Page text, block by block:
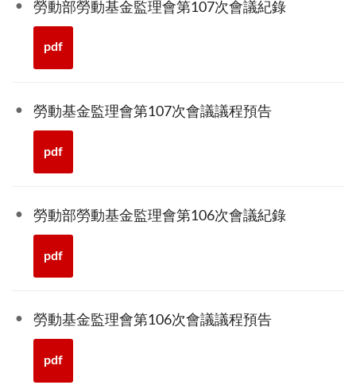
勞動部勞動基金監理會第107次會議紀錄
pdf
勞動基金監理會第107次會議議程預告
pdf
勞動部勞動基金監理會第106次會議紀錄
pdf
勞動基金監理會第106次會議議程預告
pdf